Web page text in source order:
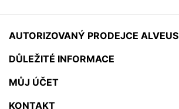
AUTORIZOVANÝ PRODEJCE ALVEUS
DŮLEŽITÉ INFORMACE
MŮJ ÚČET
KONTAKT